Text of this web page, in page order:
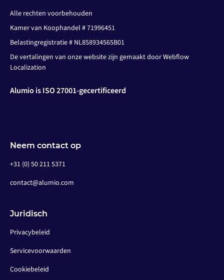
Alle rechten voorbehouden
Kamer van Koophandel # 71996451
Belastingregistratie # NL858934565B01
De vertalingen van onze website zijn gemaakt door Webflow
Localization
Alumio is ISO 27001-gecertificeerd
Neem contact op
+31 (0) 50 211 5371
contact@alumio.com
Juridisch
Privacybeleid
Servicevoorwaarden
Cookiebeleid